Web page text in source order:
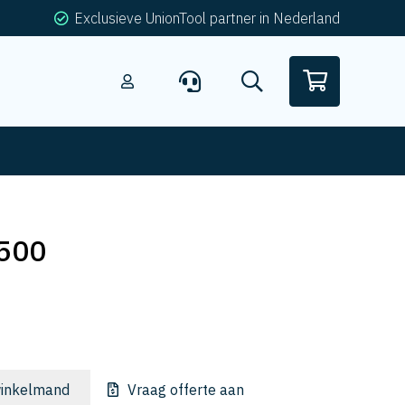
Exclusieve UnionTool partner in Nederland
Vraag offerte aan